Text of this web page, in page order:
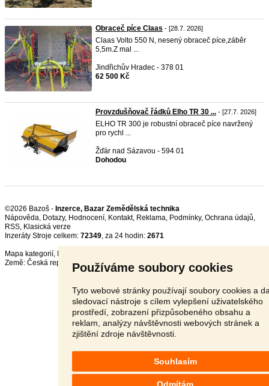
Používáme soubory cookies
Tyto webové stránky používají soubory cookies a
sledovací nástroje s cílem vylepšení uživatelského
prostředí, zobrazení přizpůsobeného obsahu a
reklam, analýzy návštěvnosti webových stránek a
zjištění zdroje návštěvnosti.
Souhlasím
Odmítám
Obraceč píce Claas - [28.7. 2026]
Claas Volto 550 N, nesený obraceč píce,záběr
5,5m.Z mal ...
Jindřichův Hradec - 378 01
62 500 Kč
Provzdušňovač řádků Elho TR 30 ... - [27.7. 2026]
ELHO TR 300 je robustní obraceč píce navržený
pro rychl ...
Žďár nad Sázavou - 594 01
Dohodou
©2026 Bazoš - Inzerce, Bazar Zemědělská technika
Nápověda, Dotazy, Hodnocení, Kontakt, Reklama, Podmínky, Ochrana údajů,
RSS,
Inzeráty Stroje celkem: 72349, za 24 hodin: 2671
Mapa kategorií,
Země: Česká republika Slovensko Rakousko